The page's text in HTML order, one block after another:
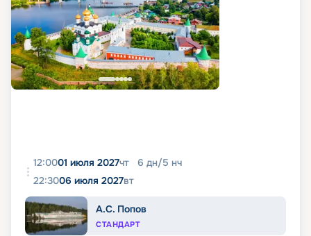
12:0001 июля 2027чт 6 дн/5 нч
22:3006 июля 2027вт
А.С. Попов
СТАНДАРТ